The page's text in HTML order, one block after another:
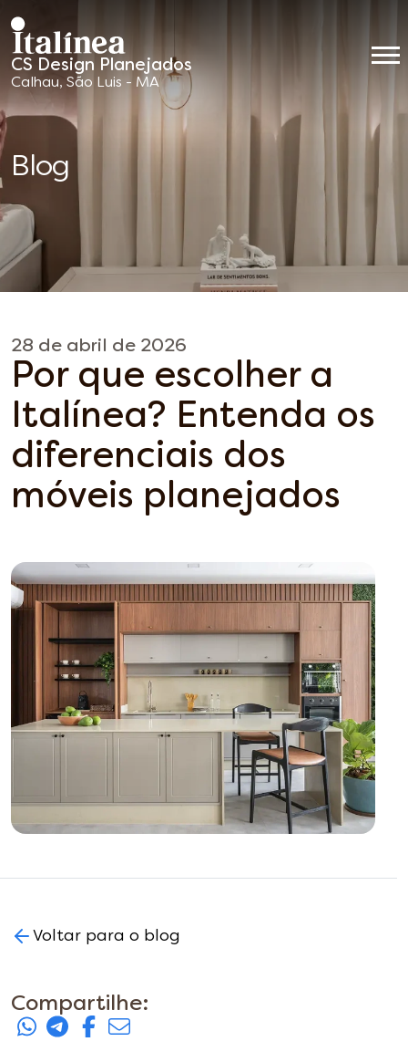
CS Design Planejados
Móveis
Planejados
Calhau, São Luis - MA
Blog
28 de abril de 2026
Por que escolher a
Italínea? Entenda os
diferenciais dos
móveis planejados
Voltar para o blog
Compartilhe: